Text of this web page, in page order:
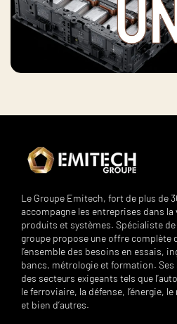
Le Groupe Emitech, fort de plus de
accompagne les entreprises dans
produits et systèmes. Spécialiste de
groupe propose une offre complète
l’ensemble des besoins en essais,
bancs, métrologie et formation. Ses
des secteurs exigeants tels que
le ferroviaire, la défense, l’énergie,
et bien d’autres.